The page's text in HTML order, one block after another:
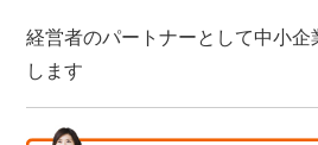
経営者のパートナーとして中小企
します